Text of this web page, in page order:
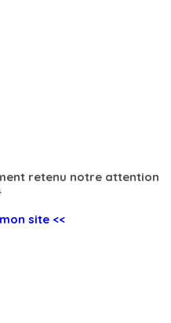
retenu notre attention
site <<